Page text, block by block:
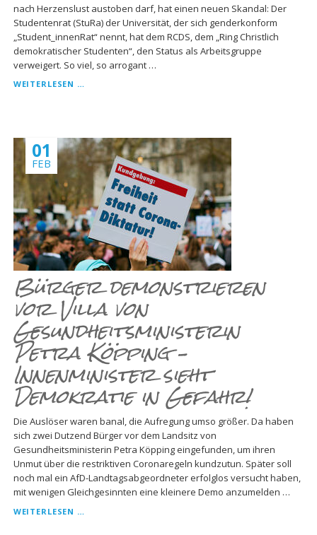
nach Herzenslust austoben darf, hat einen neuen Skandal: Der
Studentenrat (StuRa) der Universität, der sich genderkonform
„Student_innenRat“ nennt, hat dem RCDS, dem „Ring Christlich
demokratischer Studenten“, den Status als Arbeitsgruppe
verweigert. So viel, so arrogant …
WEITERLESEN …
01
FEB
Bürger demonstrieren
vor Villa von
Gesundheitsministerin
Petra Köpping –
Innenminister sieht
Demokratie in Gefahr!
Die Auslöser waren banal, die Aufregung umso größer. Da haben
sich zwei Dutzend Bürger vor dem Landsitz von
Gesundheitsministerin Petra Köpping eingefunden, um ihren
Unmut über die restriktiven Coronaregeln kundzutun. Später soll
noch mal ein AfD-Landtagsabgeordneter erfolglos versucht haben,
mit wenigen Gleichgesinnten eine kleinere Demo anzumelden …
WEITERLESEN …